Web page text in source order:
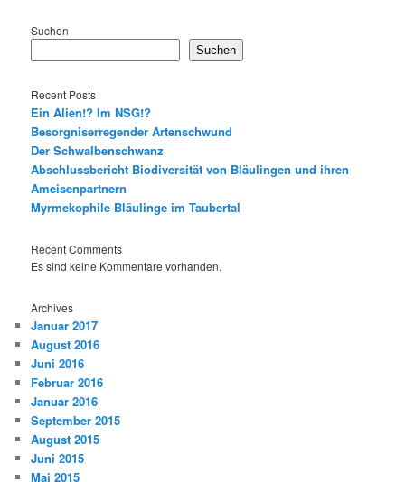
Suchen
Suchen
Recent Posts
Ein Alien!? Im NSG!?
Besorgniserregender Artenschwund
Der Schwalbenschwanz
Abschlussbericht Biodiversität von Bläulingen und ihren
Ameisenpartnern
Myrmekophile Bläulinge im Taubertal
Recent Comments
Es sind keine Kommentare vorhanden.
Archives
Januar 2017
August 2016
Juni 2016
Februar 2016
Januar 2016
September 2015
August 2015
Juni 2015
Mai 2015